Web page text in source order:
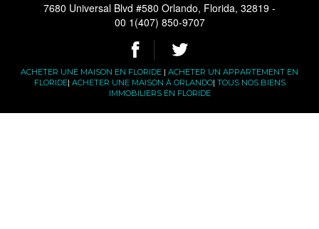
7680 Universal Blvd #580 Orlando, Florida, 32819 -
00 1(407) 850-9707
ACHETER UNE MAISON EN FLORIDE | ACHETER UN APPARTEMENT EN
FLORIDE| ACHETER UNE MAISON À ORLANDO| TOUS NOS BIENS
IMMOBILIERS EN FLORIDE